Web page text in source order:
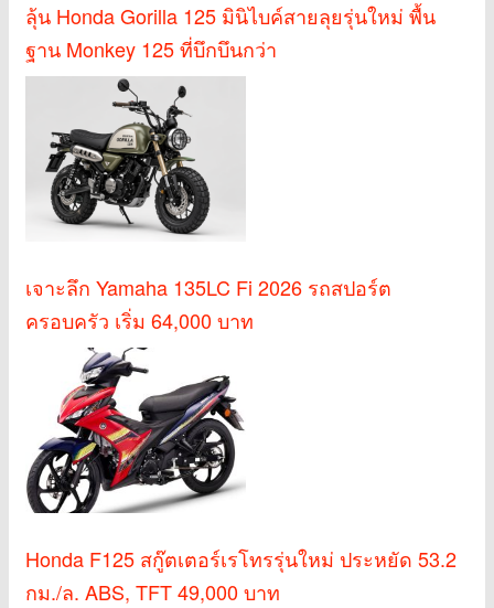
ลุ้น Honda Gorilla 125 มินิไบค์สายลุยรุ่นใหม่ พื้น
ฐาน Monkey 125 ที่บึกบึนกว่า
เจาะลึก Yamaha 135LC Fi 2026 รถสปอร์ต
ครอบครัว เริ่ม 64,000 บาท
Honda F125 สกู๊ตเตอร์เรโทรรุ่นใหม่ ประหยัด 53.2
กม./ล. ABS, TFT 49,000 บาท